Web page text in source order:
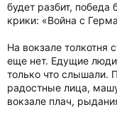
будет разбит,
крики: «Война с
На вокзале толкотня
еще нет. Едущие
только что слышали.
радостные лица,
вокзале плач,